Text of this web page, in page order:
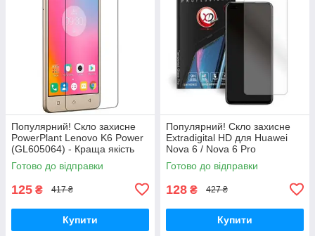
Популярний! Скло захисне
PowerPlant Lenovo K6 Power
(GL605064) - Краща якість
тільки на Nukleon.com.ua
Готово до відправки
125 ₴ 417 ₴
Купити
Популярний! Скло захисне
Extradigital HD для Huawei
Nova 6 / Nova 6 Pro
(EGL4669) - Краща якість
тільки на Nukleon.com.ua
Готово до відправки
128 ₴ 427 ₴
Купити